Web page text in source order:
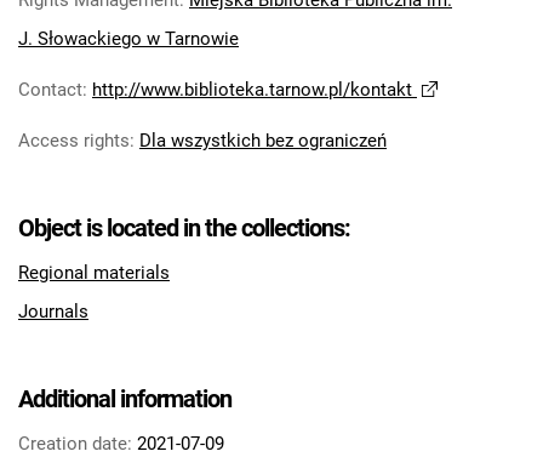
J. Słowackiego w Tarnowie
Contact: http://www.biblioteka.tarnow.pl/kontakt
Access rights: Dla wszystkich bez ograniczeń
Object is located in the collections:
Regional materials
Journals
Additional information
Creation date: 2021-07-09